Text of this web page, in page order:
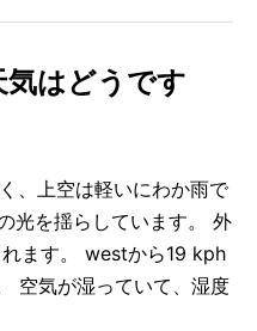
はどうです
、上空は軽いにわか雨で
光を揺らしています。 外
ます。 westから19 kph
空気が湿っていて、湿度